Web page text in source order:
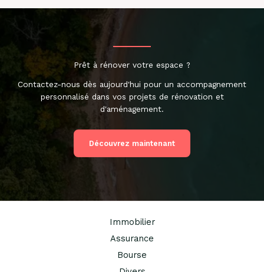
Prêt à rénover votre espace ?
Contactez-nous dès aujourd'hui pour un accompagnement
personnalisé dans vos projets de rénovation et
d'aménagement.
Découvrez maintenant
Immobilier
Assurance
Bourse